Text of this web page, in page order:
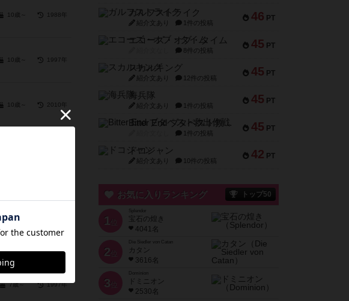
10歳～ 1988年
10歳～ 1997年
10歳～ 2010年
7歳～ 1997年
46 PT
ガルフストライク
紹介文あり 1件の投稿
45 PT
エコーズ・オブ・タイム
8件の投稿
45 PT
スカルキング
紹介文あり 12件の投稿
45 PT
海兵隊
紹介文あり 1件の投稿
45 PT
Bitter End ブタペスト救出作戦
1件の投稿
42 PT
ドコジャン
紹介文あり 10件の投稿
お気に入りランキング トップ50
1 位
宝石の煌き
4041名
2 位
Die Siedler von Catan
カタン
3616名
3 位
ドミニオン
2530名